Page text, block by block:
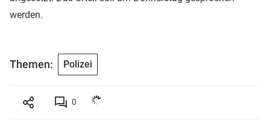
werden.
Themen: Polizei
0